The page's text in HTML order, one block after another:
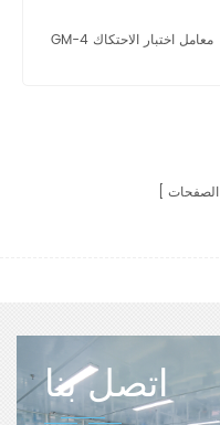
GM-4 معامل اختبار الاحتكاك
الصفحات
اتصل بنا